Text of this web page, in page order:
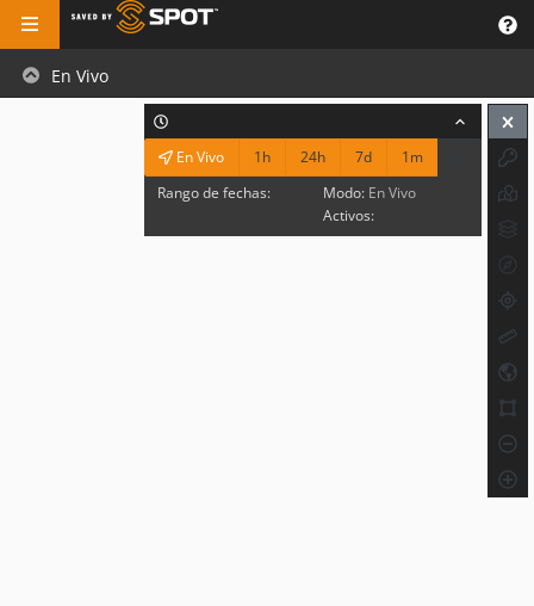
En Vivo
En Vivo 1h 24h 7d
1m
Rango de fechas:
Modo: En Vivo
Activos: